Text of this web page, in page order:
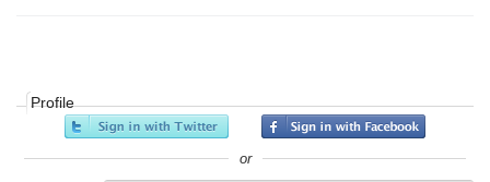
Profile
or